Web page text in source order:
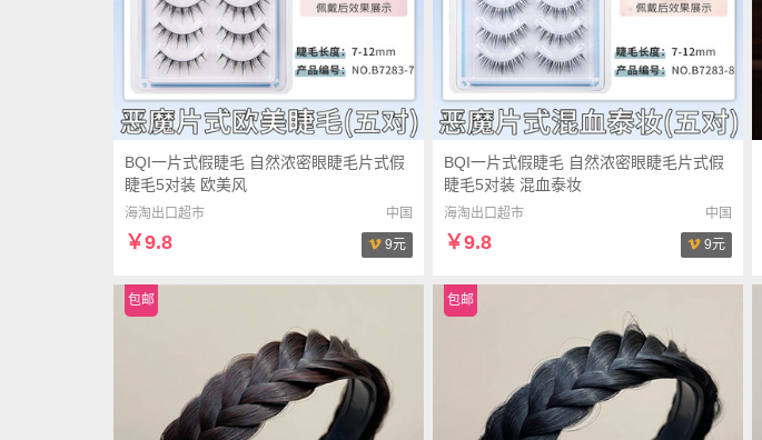
BQI一片式假睫毛 自然浓密眼睫毛片式假
睫毛5对装 欧美风
海淘出口超市 中国
￥9.8 9元
BQI一片式假睫毛 自然浓密眼睫毛片式假
睫毛5对装 混血泰妆
海淘出口超市 中国
￥9.8 9元
包邮 包邮